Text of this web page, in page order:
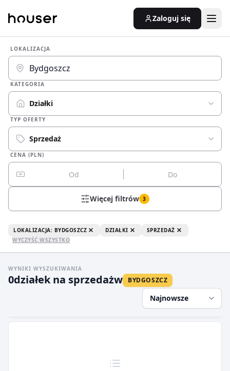
Zaloguj się
LOKALIZACJA
KATEGORIA
Działki
TYP OFERTY
Sprzedaż
CENA (PLN)
Więcej filtrów 3
LOKALIZACJA: BYDGOSZCZ DZIAŁKI
SPRZEDAŻ
WYCZYŚĆ WSZYSTKO
WYNIKI WYSZUKIWANIA
0działek na sprzedażw BYDGOSZCZ
Najnowsze